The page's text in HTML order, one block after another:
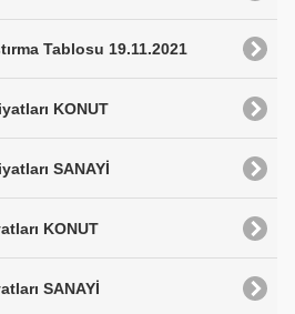
Tablosu 19.11.2021
KONUT
SANAYİ
KONUT
SANAYİ